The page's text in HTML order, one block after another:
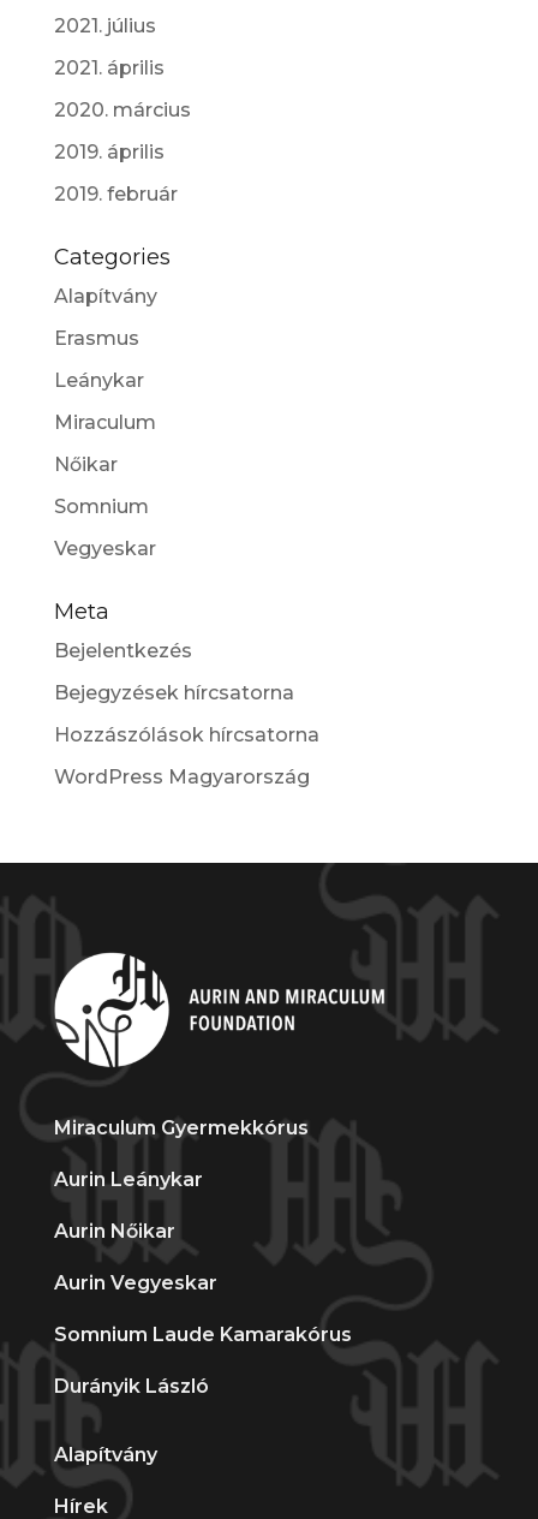
2021. július
2021. április
2020. március
2019. április
2019. február
Categories
Alapítvány
Erasmus
Leánykar
Miraculum
Nőikar
Somnium
Vegyeskar
Meta
Bejelentkezés
Bejegyzések hírcsatorna
Hozzászólások hírcsatorna
WordPress Magyarország
Miraculum Gyermekkórus
Aurin Leánykar
Aurin Nőikar
Aurin Vegyeskar
Somnium Laude Kamarakórus
Durányik László
Alapítvány
Hírek